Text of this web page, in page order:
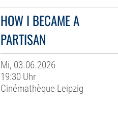
HOW I BECAME A
PARTISAN
Mi, 03.06.2026
19:30 Uhr
Cinémathèque Leipzig